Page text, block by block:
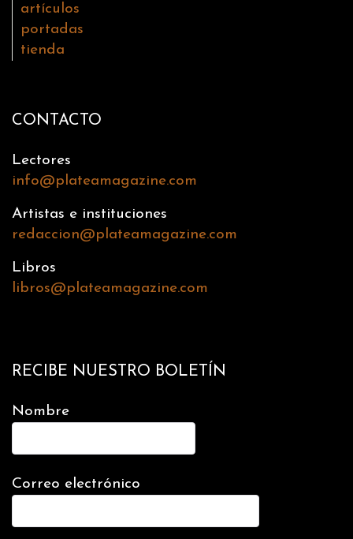
artículos
portadas
tienda
CONTACTO
Lectores
info@plateamagazine.com
Artistas e instituciones
redaccion@plateamagazine.com
Libros
libros@plateamagazine.com
RECIBE NUESTRO BOLETÍN
Nombre
Correo electrónico